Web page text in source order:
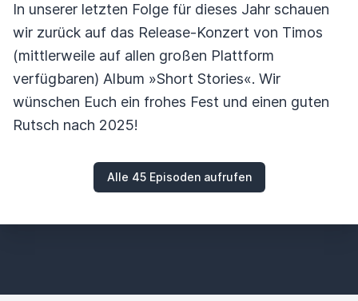
In unserer letzten Folge für dieses Jahr schauen
wir zurück auf das Release-Konzert von Timos
(mittlerweile auf allen großen Plattform
verfügbaren) Album »Short Stories«. Wir
wünschen Euch ein frohes Fest und einen guten
Rutsch nach 2025!
Alle 45 Episoden aufrufen